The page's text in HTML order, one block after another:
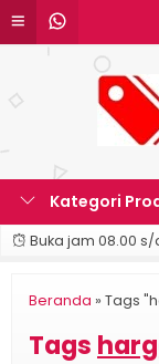
Kategori
Buka jam 08.00
Beranda » Tags
Tags